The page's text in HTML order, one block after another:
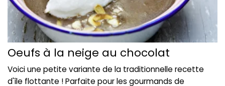
Oeufs à la neige au chocolat
Voici une petite variante de la traditionnelle recette
d'île flottante ! Parfaite pour les gourmands de